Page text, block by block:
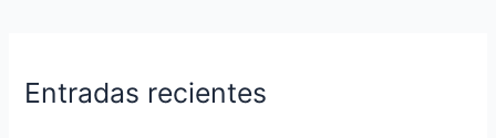
Entradas recientes